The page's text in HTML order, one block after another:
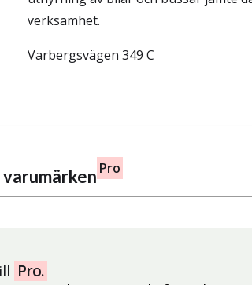
verksamhet.
Varbergsvägen 349 C
Pro
Pro.